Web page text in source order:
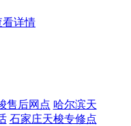
看详情
售后网点 哈尔滨天
石家庄天梭专修点